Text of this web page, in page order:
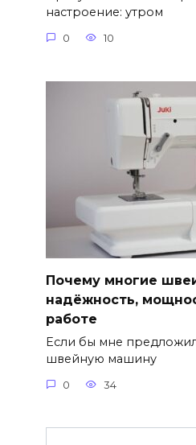
настроение: утром
0 10
Почему многие
надёжность,
работе
Если бы мне
швейную машину
0 34